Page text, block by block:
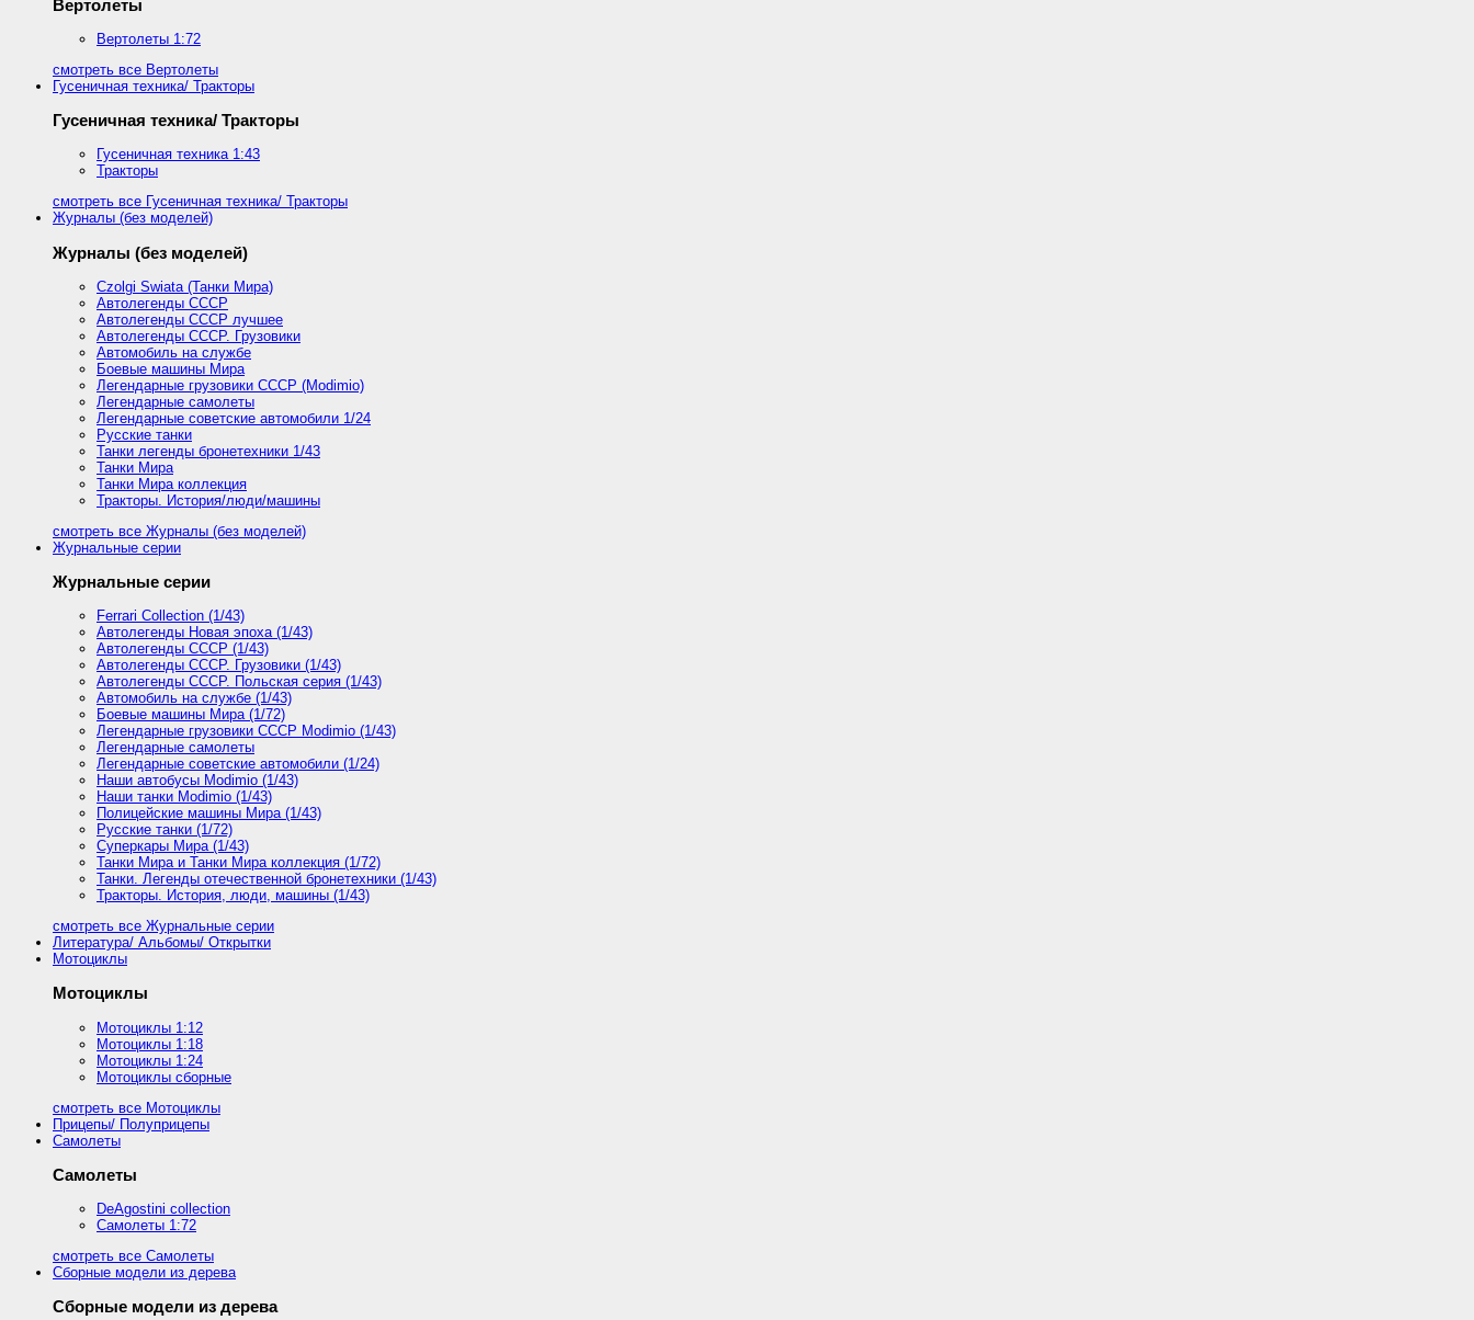
Вертолеты
Вертолеты 1:72
смотреть все Вертолеты
Гусеничная техника/ Тракторы
Гусеничная техника/ Тракторы
Гусеничная техника 1:43
Тракторы
смотреть все Гусеничная техника/ Тракторы
Журналы (без моделей)
Журналы (без моделей)
Czolgi Swiata (Танки Мира)
Автолегенды СССР
Автолегенды СССР лучшее
Автолегенды СССР. Грузовики
Автомобиль на службе
Боевые машины Мира
Легендарные грузовики СССР (Modimio)
Легендарные самолеты
Легендарные советские автомобили 1/24
Русские танки
Танки легенды бронетехники 1/43
Танки Мира
Танки Мира коллекция
Тракторы. История/люди/машины
смотреть все Журналы (без моделей)
Журнальные серии
Журнальные серии
Ferrari Collection (1/43)
Автолегенды Новая эпоха (1/43)
Автолегенды СССР (1/43)
Автолегенды СССР. Грузовики (1/43)
Автолегенды СССР. Польская серия (1/43)
Автомобиль на службе (1/43)
Боевые машины Мира (1/72)
Легендарные грузовики СССР Modimio (1/43)
Легендарные самолеты
Легендарные советские автомобили (1/24)
Наши автобусы Modimio (1/43)
Наши танки Modimio (1/43)
Полицейские машины Мира (1/43)
Русские танки (1/72)
Суперкары Мира (1/43)
Танки Мира и Танки Мира коллекция (1/72)
Танки. Легенды отечественной бронетехники (1/43)
Тракторы. История, люди, машины (1/43)
смотреть все Журнальные серии
Литература/ Альбомы/ Открытки
Мотоциклы
Мотоциклы
Мотоциклы 1:12
Мотоциклы 1:18
Мотоциклы 1:24
Мотоциклы сборные
смотреть все Мотоциклы
Прицепы/ Полуприцепы
Самолеты
Самолеты
DeAgostini collection
Самолеты 1:72
смотреть все Самолеты
Сборные модели из дерева
Сборные модели из дерева